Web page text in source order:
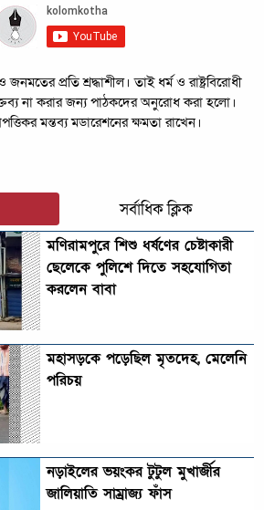
প্রতি শ্রদ্ধাশীল। তাই ধর্ম ও রাষ্ট্রবিরোধী
না করার জন্য পাঠকদের অনুরোধ করা হলো।
মন্তব্য মডারেশনের ক্ষমতা রাখেন।
সর্বাধিক ক্লিক
মণিরামপুরে শিশু ধর্ষণের চেষ্টাকারী
ছেলেকে পুলিশে দিতে সহযোগিতা
করলেন বাবা
মহাসড়কে পড়েছিল মৃতদেহ, মেলেনি
পরিচয়
নড়াইলের ভয়ংকর টুটুল মুখার্জীর
জালিয়াতি সাম্রাজ্য ফাঁস